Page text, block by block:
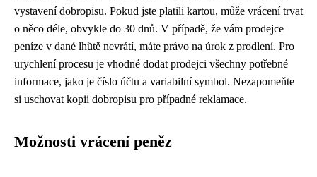
vystavení dobropisu. Pokud jste platili kartou, může vrácení trvat
o něco déle, obvykle do 30 dnů. V případě, že vám prodejce
peníze v dané lhůtě nevrátí, máte právo na úrok z prodlení. Pro
urychlení procesu je vhodné dodat prodejci všechny potřebné
informace, jako je číslo účtu a variabilní symbol. Nezapomeňte
si uschovat kopii dobropisu pro případné reklamace.
Možnosti vrácení peněz